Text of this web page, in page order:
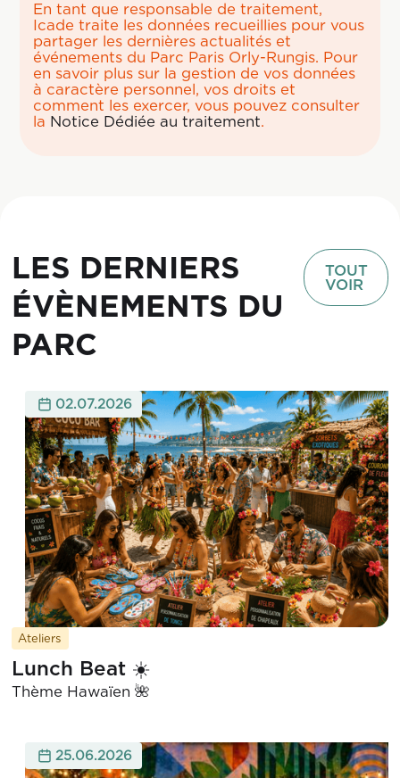
En tant que responsable de traitement,
Icade traite les données recueillies pour vous
partager les dernières actualités et
événements du Parc Paris Orly-Rungis. Pour
en savoir plus sur la gestion de vos données
à caractère personnel, vos droits et
comment les exercer, vous pouvez consulter
la Notice Dédiée au traitement.
LES DERNIERS
ÉVÈNEMENTS DU
PARC
TOUT
VOIR
02.07.2026
Ateliers
Lunch Beat ☀️
Thème Hawaïen 🌺
25.06.2026